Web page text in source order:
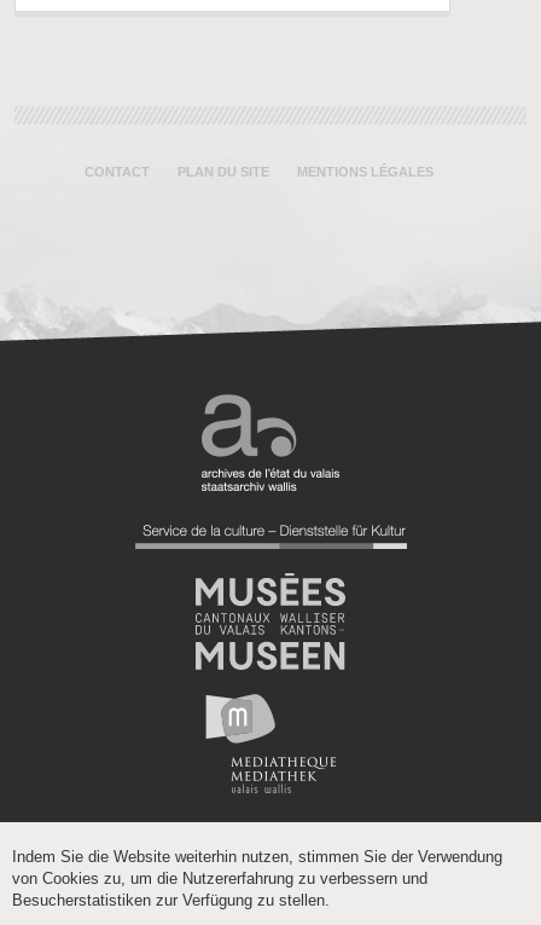
CONTACT PLAN DU SITE MENTIONS LÉGALES
Indem Sie die Website weiterhin nutzen, stimmen Sie der Verwendung
von Cookies zu, um die Nutzererfahrung zu verbessern und
Besucherstatistiken zur Verfügung zu stellen.